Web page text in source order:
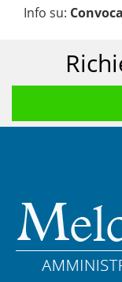
Info su: